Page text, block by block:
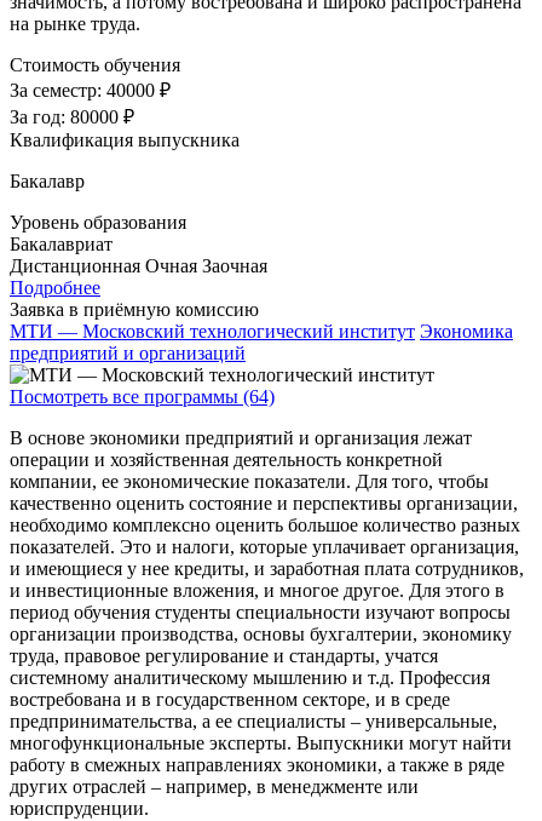
на рынке труда.
Стоимость обучения
За семестр: 40000 ₽
За год: 80000 ₽
Квалификация выпускника
Бакалавр
Уровень образования
Бакалавриат
Дистанционная Очная Заочная
Подробнее
Заявка в приёмную комиссию
МТИ — Московский технологический институт Экономика
предприятий и организаций
Посмотреть все программы (64)
В основе экономики предприятий и организация лежат
операции и хозяйственная деятельность конкретной
компании, ее экономические показатели. Для того, чтобы
качественно оценить состояние и перспективы организации,
необходимо комплексно оценить большое количество разных
показателей. Это и налоги, которые уплачивает организация,
и имеющиеся у нее кредиты, и заработная плата сотрудников,
и инвестиционные вложения, и многое другое. Для этого в
период обучения студенты специальности изучают вопросы
организации производства, основы бухгалтерии, экономику
труда, правовое регулирование и стандарты, учатся
системному аналитическому мышлению и т.д. Профессия
востребована и в государственном секторе, и в среде
предпринимательства, а ее специалисты – универсальные,
многофункциональные эксперты. Выпускники могут найти
работу в смежных направлениях экономики, а также в ряде
других отраслей – например, в менеджменте или
юриспруденции.